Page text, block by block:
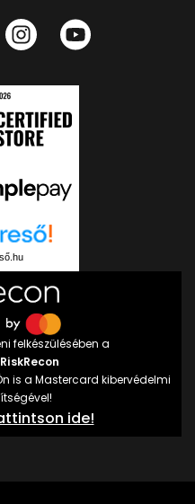
felkészülésében a
is a Mastercard kibervédelmi
ide!